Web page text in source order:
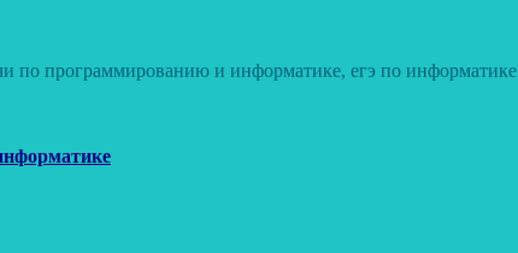
по программированию и информатике, егэ по информатике